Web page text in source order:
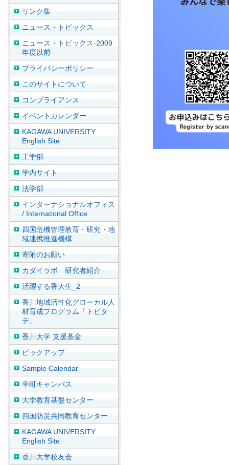
リンク集
ニュース・トピックス
ニュース・トピックス-2009
年度以前
プライバシーポリシー
このサイトについて
コンプライアンス
イベントカレンダー
KAGAWA UNIVERSITY
English Site
工学部
学内サイト
法学部
インターナショナルオフィス
/ International Office
四国危機管理教育・研究・地
域連携推進機構
寄附のお願い
カダイラボ 研究者紹介
活躍する香大生_2
香川地域活性化グローカル人
材育成プログラム「トビタ
テ」
香川大学 支援基金
ピックアップ
Sample Calendar
幸町キャンパス
大学教育基盤センター
四国防災共同教育センター
KAGAWA UNIVERSITY
English Site
香川大学校友会